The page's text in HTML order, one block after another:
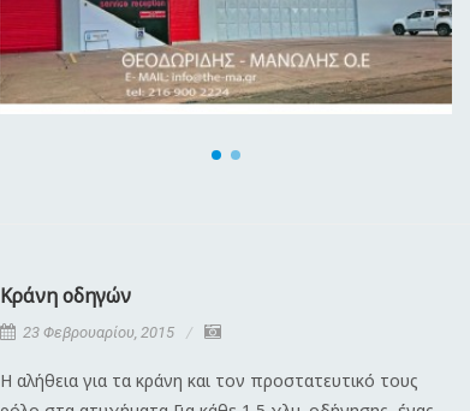
Κράνη οδηγών
23 Φεβρουαρίου, 2015
Η αλήθεια για τα κράνη και τον προστατευτικό τους